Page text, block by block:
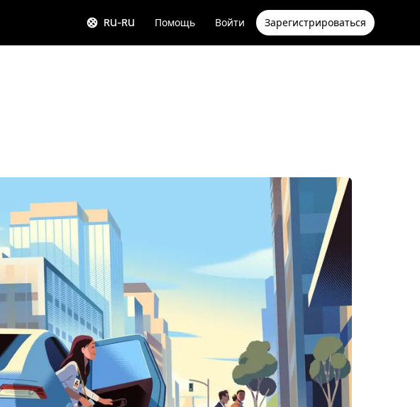
RU-RU Помощь Войти Зарегистрироваться